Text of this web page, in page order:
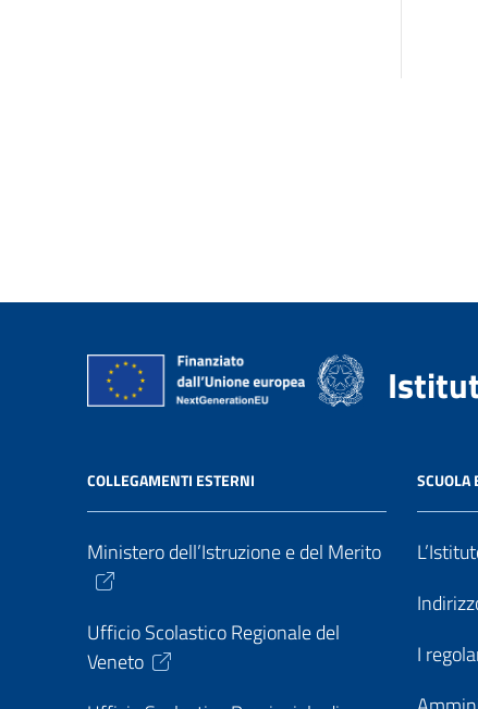
COLLEGAMENTI ESTERNI
Ministero dell’Istruzione e del Merito
Ufficio Scolastico Regionale del
Veneto
SCUOLA
I